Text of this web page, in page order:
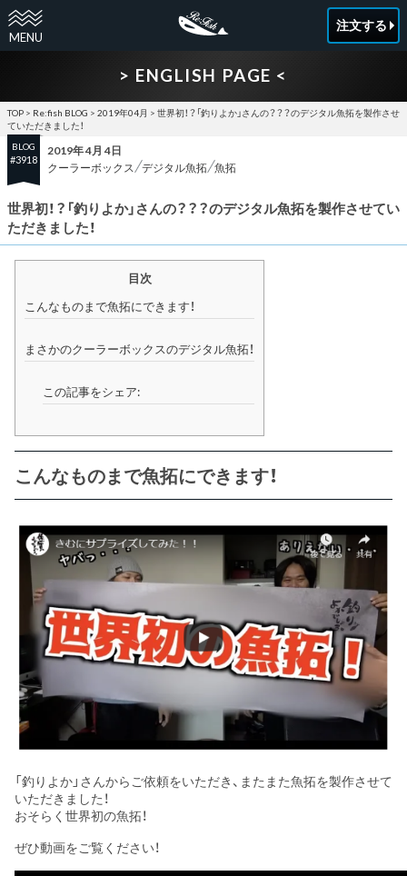
注文する
> ENGLISH PAGE <
TOP > Re:fish BLOG > 2019年04月 > 世界初！？「釣りよか」さんの？？？のデジタル魚拓を製作させ
ていただきました！
BLOG
#3918
2019年 4月 4日
クーラーボックス デジタル魚拓 魚拓
世界初！？「釣りよか」さんの？？？のデジタル魚拓を製作させてい
ただきました！
目次
こんなものまで魚拓にできます！
まさかのクーラーボックスのデジタル魚拓！
この記事をシェア:
こんなものまで魚拓にできます！
「釣りよか」さんからご依頼をいただき、またまた魚拓を製作させて
いただきました！
おそらく世界初の魚拓！
ぜひ動画をご覧ください！